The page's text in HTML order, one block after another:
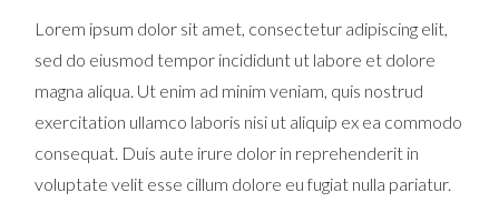
Lorem ipsum dolor sit amet, consectetur adipiscing elit,
sed do eiusmod tempor incididunt ut labore et dolore
magna aliqua. Ut enim ad minim veniam, quis nostrud
exercitation ullamco laboris nisi ut aliquip ex ea commodo
consequat. Duis aute irure dolor in reprehenderit in
voluptate velit esse cillum dolore eu fugiat nulla pariatur.